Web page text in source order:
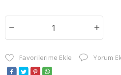
Favorilerime Ekle Yorum